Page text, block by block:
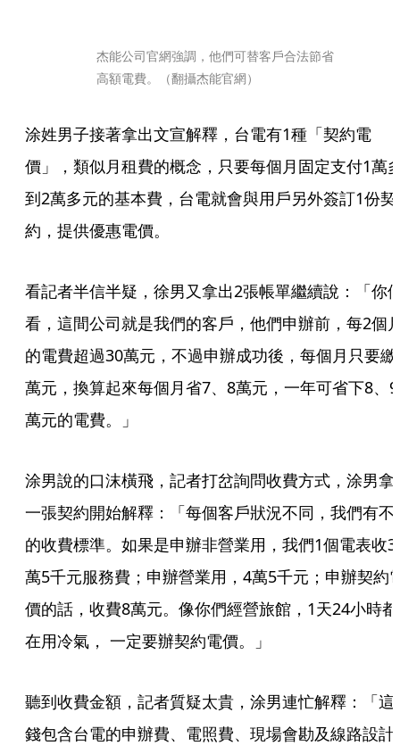
杰能公司官網強調，他們可替客戶合法節省
高額電費。（翻攝杰能官網）
涂姓男子接著拿出文宣解釋，台電有1種「契約電
價」，類似月租費的概念，只要每個月固定支付1萬
到2萬多元的基本費，台電就會與用戶另外簽訂1份契
約，提供優惠電價。
看記者半信半疑，徐男又拿出2張帳單繼續說：「你
看，這間公司就是我們的客戶，他們申辦前，每2個
的電費超過30萬元，不過申辦成功後，每個月只要
萬元，換算起來每個月省7、8萬元，一年可省下8、
萬元的電費。」
涂男說的口沫橫飛，記者打岔詢問收費方式，涂男拿
一張契約開始解釋：「每個客戶狀況不同，我們有不
的收費標準。如果是申辦非營業用，我們1個電表收3
萬5千元服務費；申辦營業用，4萬5千元；申辦契約
價的話，收費8萬元。像你們經營旅館，1天24小時都
在用冷氣， 一定要辦契約電價。」
聽到收費金額，記者質疑太貴，涂男連忙解釋：「這
錢包含台電的申辦費、電照費、現場會勘及線路設計